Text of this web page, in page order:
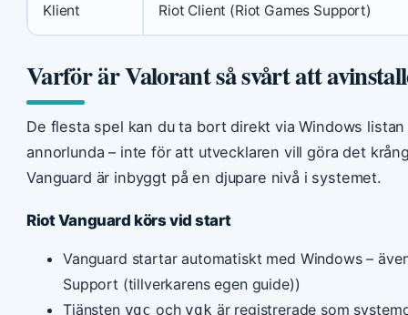
Klient Riot Client (Riot Games Support)
Varför är Valorant så svårt att
De flesta spel kan du ta bort direkt via Windows
annorlunda – inte för att utvecklaren vill göra det
Vanguard är inbyggt på en djupare nivå i systemet.
Riot Vanguard körs vid start
Vanguard startar automatiskt med Windows –
Support (tillverkarens egen guide))
Tjänsten vgc och vgk är registrerade som